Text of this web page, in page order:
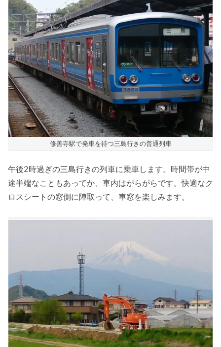
修善寺駅で発車を待つ三島行きの普通列車
午後2時過ぎの三島行きの列車に乗車します。時間帯が中
途半端なこともあってか、車内はがらがらです。快適なク
ロスシートの窓側に陣取って、車窓を楽しみます。